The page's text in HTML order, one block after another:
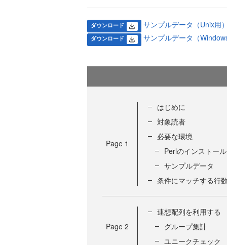
ダウンロード サンプルデータ（Unix用
ダウンロード サンプルデータ（
Page 1
はじめに
対象読者
必要な環境
Perlのインストール
サンプルデータ
条件にマッチする行
Page 2
連想配列を利用する
グループ集計
ユニークチェック